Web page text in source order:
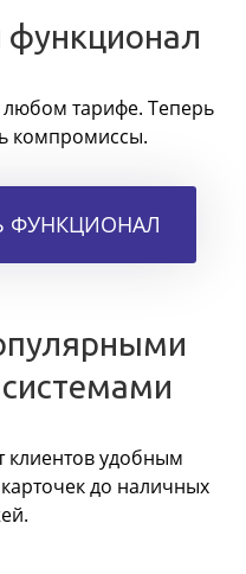
тарифе. Теперь
компромиссы.
ФУНКЦИОНАЛ
клиентов удобным
до наличных